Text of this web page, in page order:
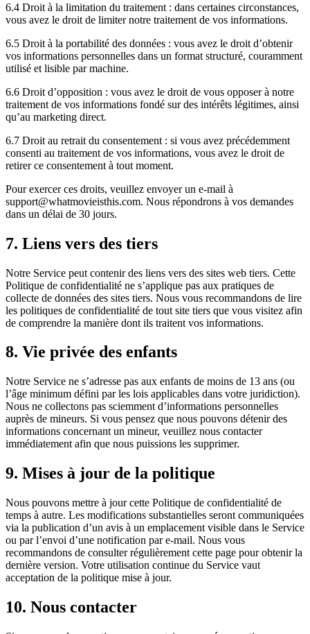
6.4 Droit à la limitation du traitement : dans certaines circonstances,
vous avez le droit de limiter notre traitement de vos informations.
6.5 Droit à la portabilité des données : vous avez le droit d’obtenir
vos informations personnelles dans un format structuré, couramment
utilisé et lisible par machine.
6.6 Droit d’opposition : vous avez le droit de vous opposer à notre
traitement de vos informations fondé sur des intérêts légitimes, ainsi
qu’au marketing direct.
6.7 Droit au retrait du consentement : si vous avez précédemment
consenti au traitement de vos informations, vous avez le droit de
retirer ce consentement à tout moment.
Pour exercer ces droits, veuillez envoyer un e-mail à
support@whatmovieisthis.com. Nous répondrons à vos demandes
dans un délai de 30 jours.
7. Liens vers des tiers
Notre Service peut contenir des liens vers des sites web tiers. Cette
Politique de confidentialité ne s’applique pas aux pratiques de
collecte de données des sites tiers. Nous vous recommandons de lire
les politiques de confidentialité de tout site tiers que vous visitez afin
de comprendre la manière dont ils traitent vos informations.
8. Vie privée des enfants
Notre Service ne s’adresse pas aux enfants de moins de 13 ans (ou
l’âge minimum défini par les lois applicables dans votre juridiction).
Nous ne collectons pas sciemment d’informations personnelles
auprès de mineurs. Si vous pensez que nous pouvons détenir des
informations concernant un mineur, veuillez nous contacter
immédiatement afin que nous puissions les supprimer.
9. Mises à jour de la politique
Nous pouvons mettre à jour cette Politique de confidentialité de
temps à autre. Les modifications substantielles seront communiquées
via la publication d’un avis à un emplacement visible dans le Service
ou par l’envoi d’une notification par e-mail. Nous vous
recommandons de consulter régulièrement cette page pour obtenir la
dernière version. Votre utilisation continue du Service vaut
acceptation de la politique mise à jour.
10. Nous contacter